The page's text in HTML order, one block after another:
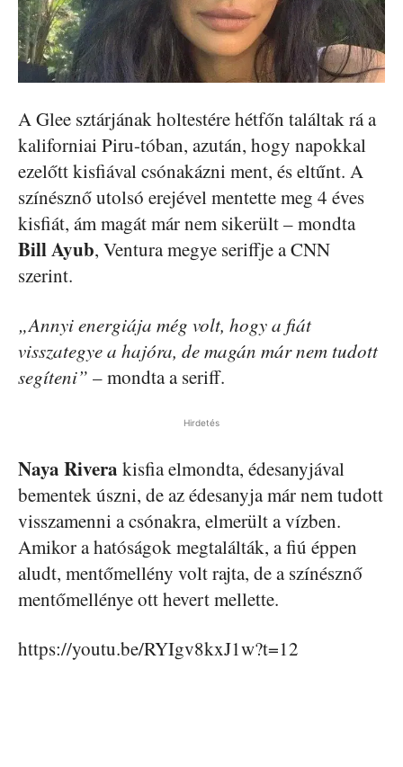
A Glee sztárjának holtestére hétfőn találtak rá a
kaliforniai Piru-tóban, azután, hogy napokkal
ezelőtt kisfiával csónakázni ment, és eltűnt. A
színésznő utolsó erejével mentette meg 4 éves
kisfiát, ám magát már nem sikerült – mondta
Bill Ayub, Ventura megye seriffje a CNN
szerint.
„Annyi energiája még volt, hogy a fiát
visszategye a hajóra, de magán már nem tudott
segíteni” – mondta a seriff.
Hirdetés
Naya Rivera kisfia elmondta, édesanyjával
bementek úszni, de az édesanyja már nem tudott
visszamenni a csónakra, elmerült a vízben.
Amikor a hatóságok megtalálták, a fiú éppen
aludt, mentőmellény volt rajta, de a színésznő
mentőmellénye ott hevert mellette.
https://youtu.be/RYIgv8kxJ1w?t=12